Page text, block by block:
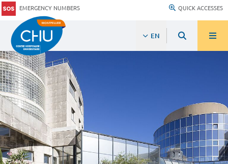
EMERGENCY NUMBERS QUICK ACCESSES
EN